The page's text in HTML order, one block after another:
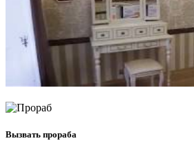
Вызвать прораба